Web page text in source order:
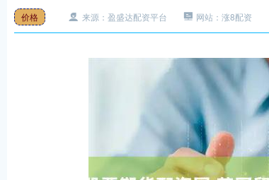
价格 来源：盈盛达配资平台 网站：涨8配资